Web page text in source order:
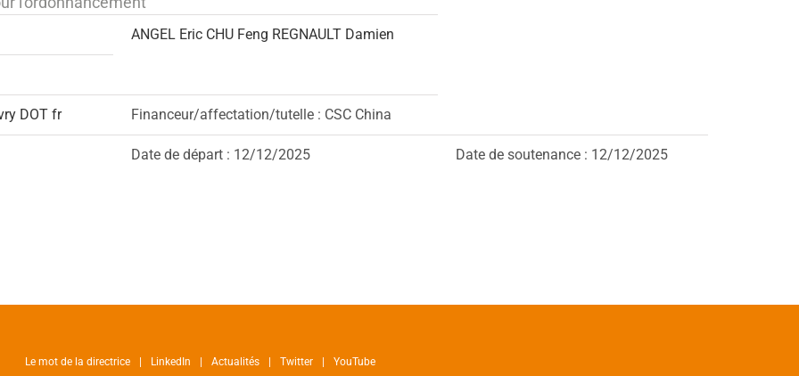
ANGEL Eric CHU Feng REGNAULT Damien
DOT fr Financeur/affectation/tutelle : CSC China
Date de départ : 12/12/2025 Date de soutenance : 12/12/2025
Le mot de la directrice LinkedIn Actualités Twitter YouTube